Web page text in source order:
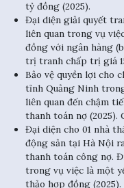
tỷ đồng (2025).
Đại diện giải quyết
liên quan trong vụ
đồng với ngân hàng
trị tranh chấp trị giá
Bảo vệ quyền lợi cho
tỉnh Quảng Ninh
liên quan đến chậm
thanh toán nợ
Đại diện cho 01 nhà
động sản tại Hà Nội
thanh toán công nợ.
trong vụ việc là một
thảo hợp đồng (2025).